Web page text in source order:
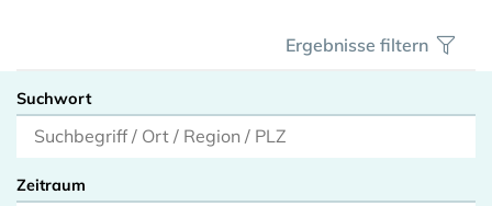
Ergebnisse filtern
Suchwort
Zeitraum